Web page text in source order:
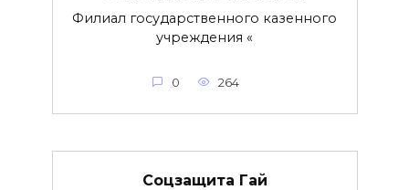
Филиал государственного казенного
учреждения «
0 264
Соцзащита Гай